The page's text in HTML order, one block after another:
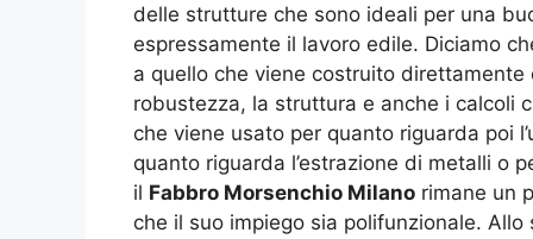
delle strutture che sono ideali per una
espressamente il lavoro edile. Diciamo
a quello che viene costruito
robustezza, la struttura e anche i calcoli
che viene usato per quanto riguarda poi
quanto riguarda l’estrazione di metalli o
il Fabbro Morsenchio Milano rimane un
che il suo impiego sia polifunzionale.